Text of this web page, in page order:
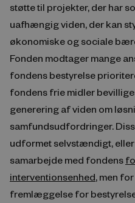
støtte til projekter, der har
uafhængig viden, der kan
økonomiske og sociale
Fonden modtager mange
fondens bestyrelse
fondens frie midler
generering af viden om
samfundsudfordringer.
udformet selvstændigt,
samarbejde med fondens
interventionsenhed, men
fremlæggelse for